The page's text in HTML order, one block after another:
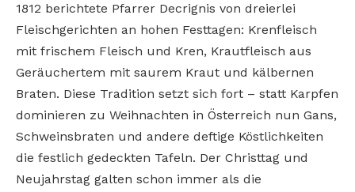
1812 berichtete Pfarrer Decrignis von dreierlei
Fleischgerichten an hohen Festtagen: Krenfleisch
mit frischem Fleisch und Kren, Krautfleisch aus
Geräuchertem mit saurem Kraut und kälbernen
Braten. Diese Tradition setzt sich fort – statt Karpfen
dominieren zu Weihnachten in Österreich nun Gans,
Schweinsbraten und andere deftige Köstlichkeiten
die festlich gedeckten Tafeln. Der Christtag und
Neujahrstag galten schon immer als die